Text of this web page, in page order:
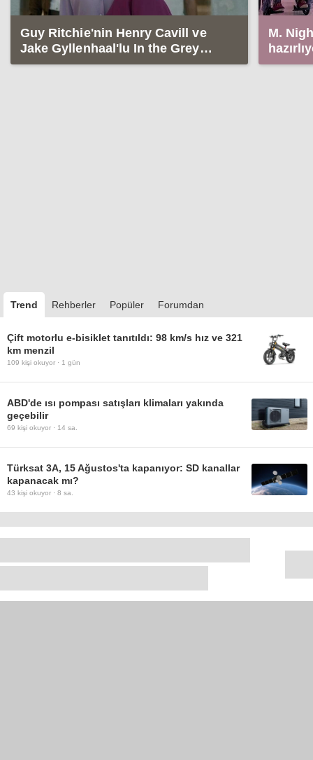
Guy Ritchie'nin Henry Cavill ve
Jake Gyllenhaal'lu In the Grey
filminden ilk fragman
M.
Trend Rehberler Popüler Forumdan
Çift motorlu e-bisiklet tanıtıldı: 98 km/s hız ve 321
km menzil
109 kişi okuyor · 1 gün
ABD'de ısı pompası satışları klimaları yakında
geçebilir
69 kişi okuyor · 14 sa.
Türksat 3A, 15 Ağustos'ta kapanıyor: SD kanallar
kapanacak mı?
43 kişi okuyor · 8 sa.